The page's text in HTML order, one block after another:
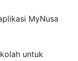
MyNusa
untuk